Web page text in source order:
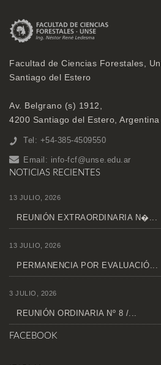
Facultad de Ciencias Forestales,
Santiago del Estero
Av. Belgrano (s) 1912,
4200 Santiago del Estero, Argentina
Tel: +54-385-4509550
Email: info-fcf@unse.edu.ar
NOTICIAS RECIENTES
13 JULIO, 2026
REUNIÓN EXTRAORDINARIA N�...
13 JULIO, 2026
PERMANENCIA POR EVALUACIÓ...
3 JULIO, 2026
REUNIÓN ORDINARIA Nº 8 /...
FACEBOOK